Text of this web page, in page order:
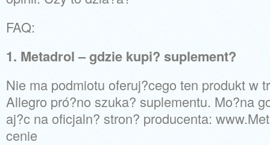
FAQ:
1. Metadrol – gdzie kupi? suplement?
Nie ma podmiotu oferuj?cego ten produkt w
Allegro pró?no szuka? suplementu. Mo?na
aj?c na oficjaln? stron? producenta:
cenie